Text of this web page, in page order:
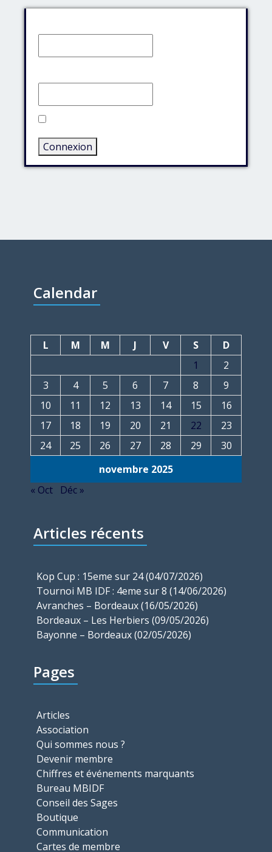
Connexion
Calendar
novembre 2025
L M M J V S
D
1
2
3
4 5 6 7 8
9
10
11 12 13 14 15
16
17
18 19 20 21 22
23
24
25 26 27 28 29 30
« Oct Déc »
Articles récents
Kop Cup : 15eme sur 24 (04/07/2026)
Tournoi MB IDF : 4eme sur 8 (14/06/2026)
Avranches – Bordeaux (16/05/2026)
Bordeaux – Les Herbiers (09/05/2026)
Bayonne – Bordeaux (02/05/2026)
Pages
Articles
Association
Qui sommes nous ?
Devenir membre
Chiffres et événements marquants
Bureau MBIDF
Conseil des Sages
Boutique
Communication
Cartes de membre